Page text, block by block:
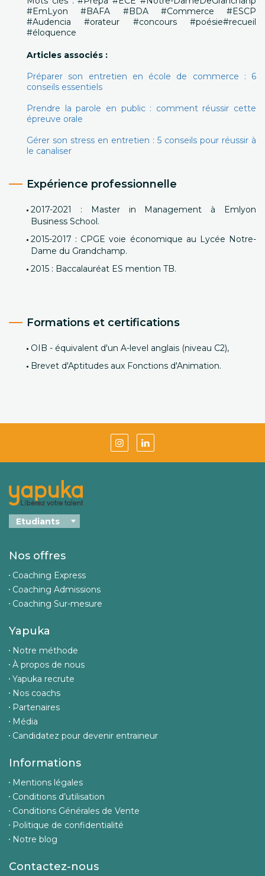
#EmLyon #BAFA #BDA #Commerce #ESCP
#Audencia #orateur #concours #poésie#recueil
#éloquence
Articles associés :
Préparer son entretien en école de commerce : 6
conseils essentiels
Prendre la parole en public : comment réussir cette
épreuve orale
Gérer son stress en entretien : 5 conseils pour réussir à
le canaliser
Expérience professionnelle
2017-2021 : Master in Management à Emlyon
Business School.
2015-2017 : CPGE voie économique au Lycée Notre-
Dame du Grandchamp.
2015 : Baccalauréat ES mention TB.
Formations et certifications
OIB - équivalent d'un A-level anglais (niveau C2),
Brevet d'Aptitudes aux Fonctions d'Animation.
Nos offres
Coaching Express
Coaching Admissions
Coaching Sur-mesure
Yapuka
Notre méthode
À propos de nous
Yapuka recrute
Nos coachs
Partenaires
Média
Candidatez pour devenir entraineur
Informations
Mentions légales
Conditions d’utilisation
Conditions Générales de Vente
Politique de confidentialité
Notre blog
Contactez-nous